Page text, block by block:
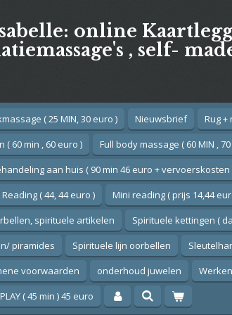
online
, self-
( 25 MIN, 30 euro ) Nieuwsbrief
Rug +
( 60 min , 60 euro )
Full body massage ( 60 MIN ,
aan huis ( 90 min 46 euro +
( 44, 44 euro ) Mini reading ( prijs 14,44
spirituele artikelen Spirituele kettingen (
piramides Spirituele lijn oorbellen
voorwaarden onderhoud juwelen
( 45 min ) 45 euro